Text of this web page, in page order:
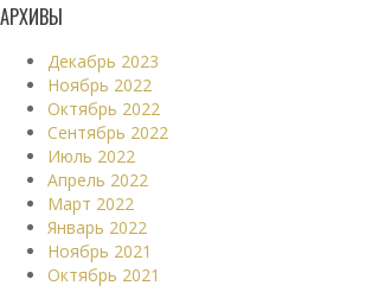
АРХИВЫ
Декабрь 2023
Ноябрь 2022
Октябрь 2022
Сентябрь 2022
Июль 2022
Апрель 2022
Март 2022
Январь 2022
Ноябрь 2021
Октябрь 2021